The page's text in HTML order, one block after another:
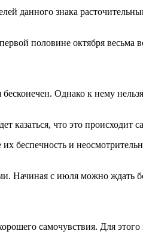
данного знака
половине октября
бесконечен. Однако к нему
казаться, что это происходит
и
Начиная с июля можно ждать
самочувствия. Для